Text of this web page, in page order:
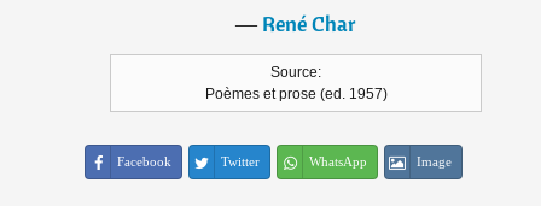
―René Char
Source:
Poèmes et prose (ed. 1957)
Facebook Twitter WhatsApp Image